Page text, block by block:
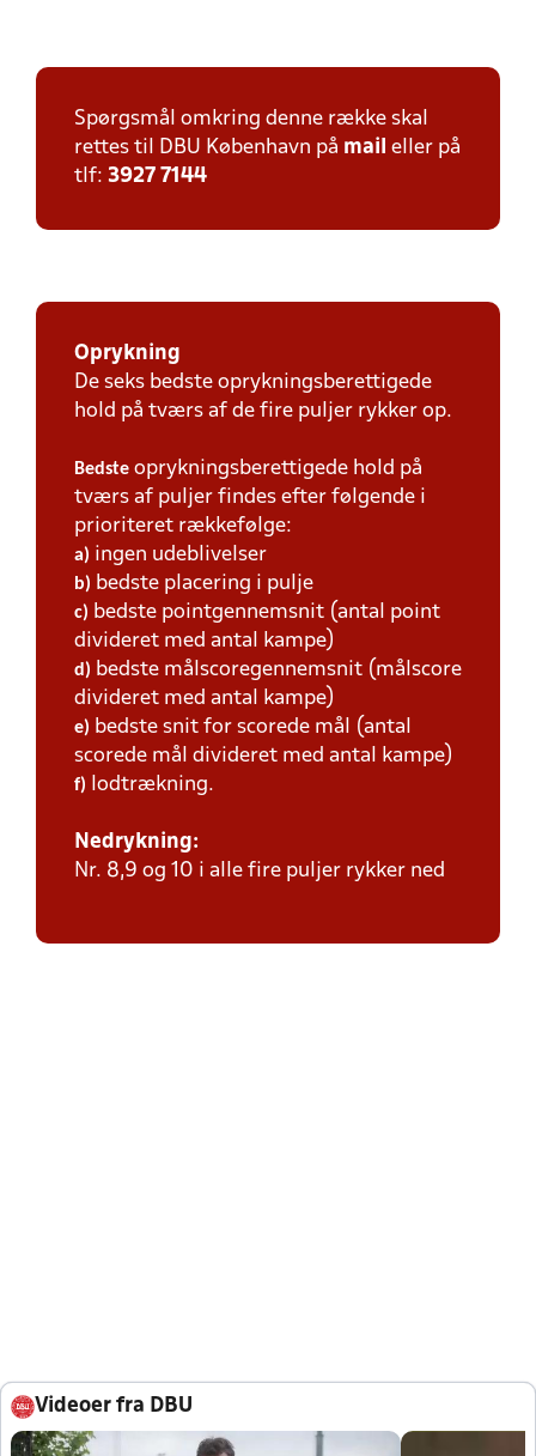
Spørgsmål omkring denne række skal
rettes til DBU København på mail eller på
tlf: 3927 7144
Oprykning
De seks bedste oprykningsberettigede
hold på tværs af de fire puljer rykker op.
Bedste oprykningsberettigede hold på
tværs af puljer findes efter følgende i
prioriteret rækkefølge:
a) ingen udeblivelser
b) bedste placering i pulje
c) bedste pointgennemsnit (antal point
divideret med antal kampe)
d) bedste målscoregennemsnit (målscore
divideret med antal kampe)
e) bedste snit for scorede mål (antal
scorede mål divideret med antal kampe)
f) lodtrækning.
Nedrykning:
Nr. 8,9 og 10 i alle fire puljer rykker ned
Videoer fra DBU